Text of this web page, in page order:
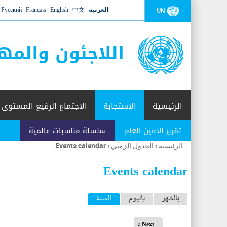
UN العربية 中文
English
Français
Русский
اللاجئون
الرئيسية الاستجابة
تقرير الأمين العام سلسلة مناسبات عالمية
الاجتماع الرفيع المستوى
أنت
هنا
الرئيسية › الجدول الزمني ›
Events calendar
Events calendar
ا بالشهر باليوم السنة (علامة التبويب النشطة)